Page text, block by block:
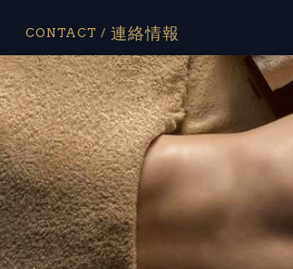
CONTACT / 連絡情報